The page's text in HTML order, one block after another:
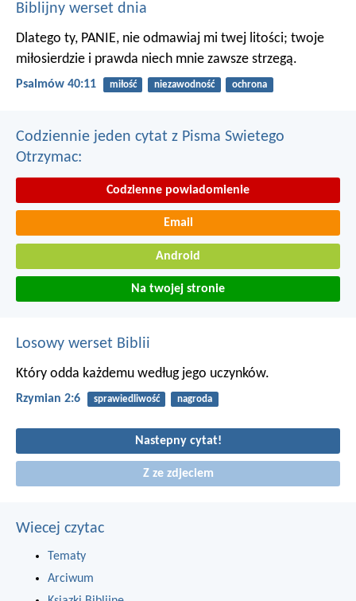
Biblijny werset dnia
Dlatego ty, PANIE, nie odmawiaj mi twej litości; twoje
miłosierdzie i prawda niech mnie zawsze strzegą.
Psalmów 40:11 miłość niezawodność ochrona
Codziennie jeden cytat z Pisma Swietego
Otrzymac:
Codzienne powiadomienie
Email
Android
Na twojej stronie
Losowy werset Biblii
Który odda każdemu według jego uczynków.
Rzymian 2:6 sprawiedliwość nagroda
Nastepny cytat!
Z ze zdjeciem
Wiecej czytac
Tematy
Arciwum